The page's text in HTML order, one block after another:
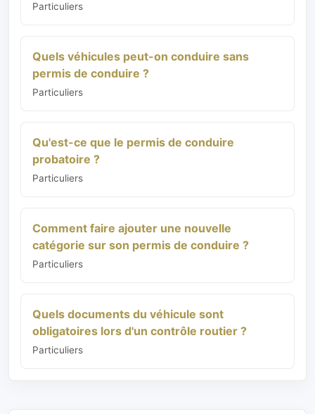
Particuliers
Quels véhicules peut-on conduire sans
permis de conduire ?
Particuliers
Qu'est-ce que le permis de conduire
probatoire ?
Particuliers
Comment faire ajouter une nouvelle
catégorie sur son permis de conduire ?
Particuliers
Quels documents du véhicule sont
obligatoires lors d'un contrôle routier ?
Particuliers